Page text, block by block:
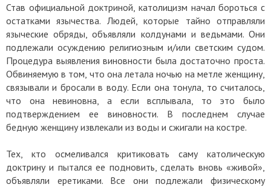
Став официальной доктриной, католицизм начал бороться с
остатками язычества. Людей, которые тайно отправляли
языческие обряды, объявляли колдунами и ведьмами. Они
подлежали осуждению религиозным и/или светским судом.
Процедура выявления виновности была достаточно проста.
Обвиняемую в том, что она летала ночью на метле женщину,
связывали и бросали в воду. Если она тонула, то считалось,
что она невиновна, а если всплывала, то это было
подтверждением ее виновности. В последнем случае
бедную женщину извлекали из воды и сжигали на костре.
Тех, кто осмеливался критиковать саму католическую
доктрину и пытался ее подновить, сделать вновь «живой»,
объявляли еретиками. Все они подлежали физическому